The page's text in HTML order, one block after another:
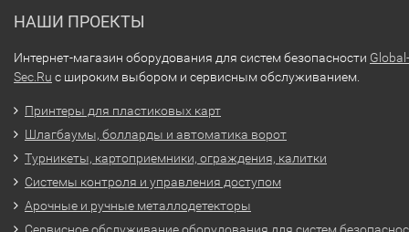
НАШИ ПРОЕКТЫ
Интернет-магазин оборудования для систем безопасности Global-
Sec.Ru с широким выбором и сервисным обслуживанием.
Принтеры для пластиковых карт
Шлагбаумы, болларды и автоматика ворот
Турникеты, картоприемники, ограждения, калитки
Системы контроля и управления доступом
Арочные и ручные металлодетекторы